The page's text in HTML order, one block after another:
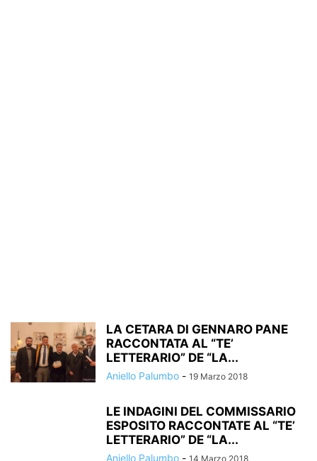
LA CETARA DI GENNARO PANE
RACCONTATA AL “TE’
LETTERARIO” DE “LA...
Aniello Palumbo - 19 Marzo 2018
LE INDAGINI DEL COMMISSARIO
ESPOSITO RACCONTATE AL “TE’
LETTERARIO” DE “LA...
Aniello Palumbo - 14 Marzo 2018